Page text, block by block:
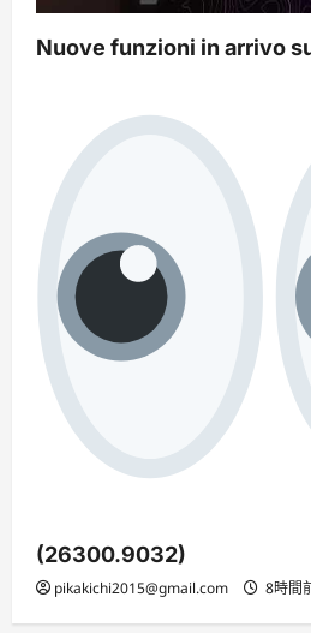
Nuove funzioni in arrivo
(26300.9032)
pikakichi2015@gmail.com 8時間